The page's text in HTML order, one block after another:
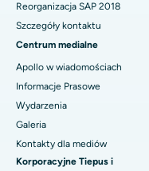
Najlepszy szpital w
Najlepszy szpital w
Najlepszy szpital w
Najlepszy szpital przy
Najlepszy szpital na
Ceramiczna całkowita
ERCP
Reorganizacja SAP 2018
Szczegóły kontaktu
Centrum medialne
Apollo w wiadomościach
Informacje Prasowe
Wydarzenia
Galeria
Kontakty dla mediów
Korporacyjne Tiepus i